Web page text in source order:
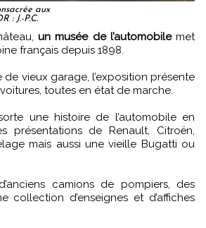
aux
: J.-P.C.
un musée de l’automobilemet
français depuis 1898.
vieux garage, l’exposition présente
toutes en état de marche.
une histoire de l’automobile en
présentations de Renault, Citroën,
mais aussi une vieille Bugatti ou
camions de pompiers, des
collection d’enseignes et d’affiches